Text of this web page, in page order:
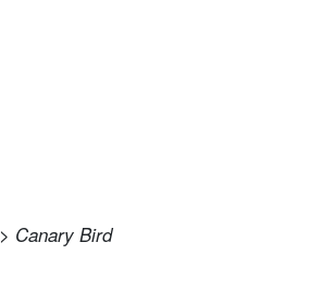
> Canary Bird